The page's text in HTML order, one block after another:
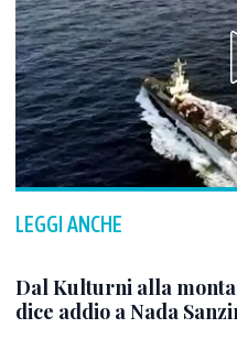
LEGGI ANCHE
Dal Kulturni alla
dice addio a Nada